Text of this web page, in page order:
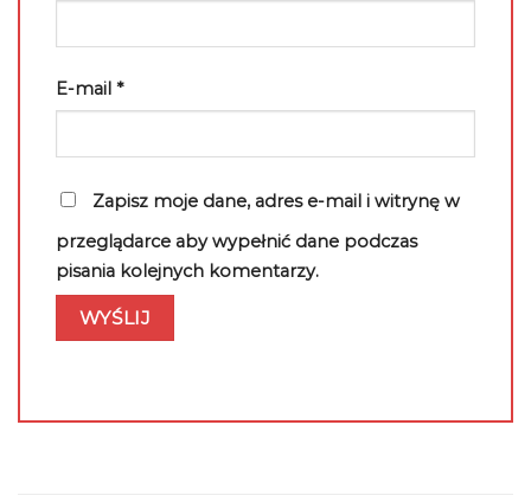
E-mail *
Zapisz moje dane, adres e-mail i witrynę w
przeglądarce aby wypełnić dane podczas
pisania kolejnych komentarzy.